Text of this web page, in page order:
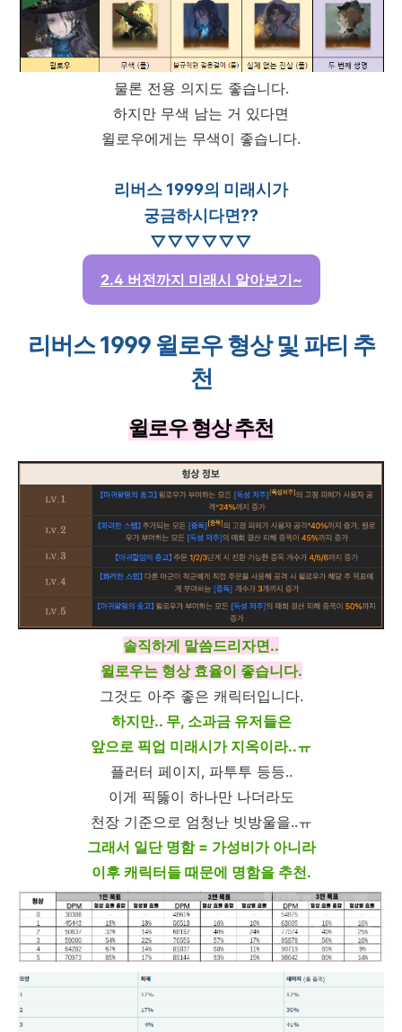
물론 전용 의지도 좋습니다.
하지만 무색 남는 거 있다면
윌로우에게는 무색이 좋습니다.
리버스 1999의 미래시가
궁금하시다면??
▽▽▽▽▽▽
2.4 버전까지 미래시 알아보기~
리버스 1999 윌로우 형상 및 파티 추
천
윌로우 형상 추천
솔직하게 말씀드리자면..
윌로우는 형상 효율이 좋습니다.
그것도 아주 좋은 캐릭터입니다.
하지만.. 무, 소과금 유저들은
앞으로 픽업 미래시가 지옥이라..ㅠ
플러터 페이지, 파투투 등등..
이게 픽뚫이 하나만 나더라도
천장 기준으로 엄청난 빗방울을..ㅠ
그래서 일단 명함 = 가성비가 아니라
이후 캐릭터들 때문에 명함을 추천.